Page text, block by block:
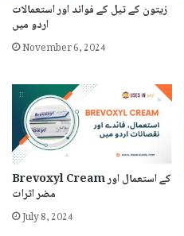
زیتون کے تیل کے فوائد اور استعمالات
اردو میں
November 6, 2024
Brevoxyl Cream کے استعمال اور
مضر اثرات
July 8, 2024